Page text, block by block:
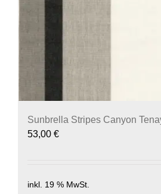
Sunbrella Stripes Canyon
53,00 €
inkl. 19 % MwSt.